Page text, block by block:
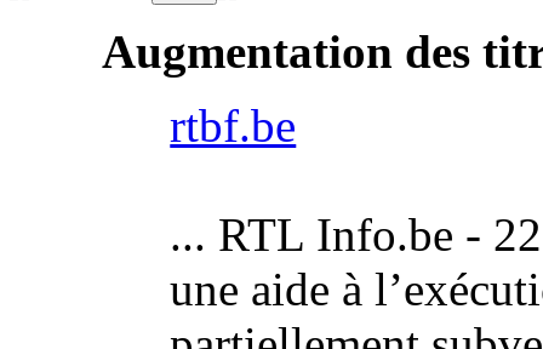
Augmentation des
rtbf.be
... RTL Info.be -
une aide à